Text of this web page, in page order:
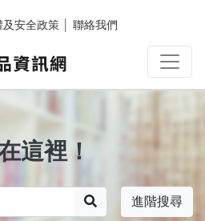
及安全政策 聯絡我們
這裡！
進階搜尋